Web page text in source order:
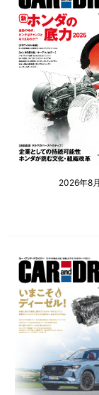
2026年8